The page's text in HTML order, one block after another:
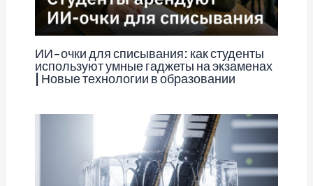
ИИ-очки для списывания: как студенты
используют умные гаджеты на экзаменах
| Новые технологии в образовании